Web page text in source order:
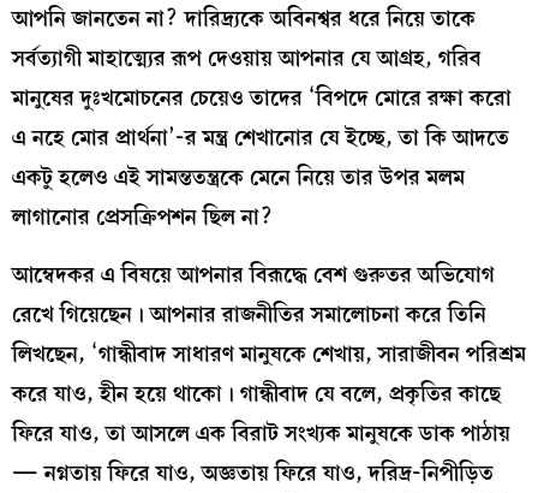
আপনি জানতেন না? দারিদ্র্যকে অবিনশ্বর ধরে নিয়ে তাকে
সর্বত্যাগী মাহাত্ম্যের রূপ দেওয়ায় আপনার যে আগ্রহ, গরিব
মানুষের দুঃখমোচনের চেয়েও তাদের ‘বিপদে মোরে রক্ষা করো
এ নহে মোর প্রার্থনা’-র মন্ত্র শেখানোর যে ইচ্ছে, তা কি আদতে
একটু হলেও এই সামন্ততন্ত্রকে মেনে নিয়ে তার উপর মলম
লাগানোর প্রেসক্রিপশন ছিল না?
আম্বেদকর এ বিষয়ে আপনার বিরূদ্ধে বেশ গুরুতর অভিযোগ
রেখে গিয়েছেন। আপনার রাজনীতির সমালোচনা করে তিনি
লিখছেন, ‘গান্ধীবাদ সাধারণ মানুষকে শেখায়, সারাজীবন পরিশ্রম
করে যাও, হীন হয়ে থাকো। গান্ধীবাদ যে বলে, প্রকৃতির কাছে
ফিরে যাও, তা আসলে এক বিরাট সংখ্যক মানুষকে ডাক পাঠায়
— নগ্নতায় ফিরে যাও, অজ্ঞতায় ফিরে যাও, দরিদ্র-নিপীড়িত